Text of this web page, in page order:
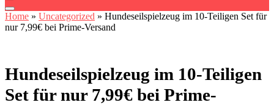
Home » Uncategorized » Hundeseilspielzeug im 10-Teiligen Set für
nur 7,99€ bei Prime-Versand
Hundeseilspielzeug im 10-Teiligen
Set für nur 7,99€ bei Prime-